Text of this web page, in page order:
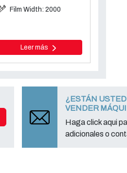
Film Width: 2000
Leer más
¿ESTÁN
VENDER
Haga click aqui
adicionales o